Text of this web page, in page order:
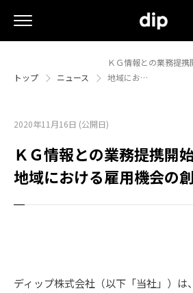
トップ ニュース
ＫＧ情報との業務提携
地域にお…
2020年11月16日 (公開日)
ＫＧ情報との業務提携開
地域における雇用機会の
ディップ株式会社（以下「当社」）は